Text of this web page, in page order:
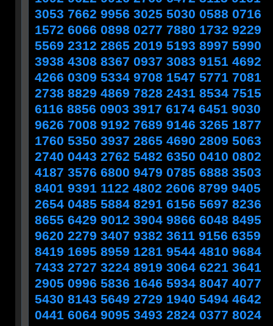
3053 7662 9956 3025 5030 0588 0716
1572 6066 0898 0277 7880 1732 9229
5569 2312 2865 2019 5193 8997 5990
3938 4308 8367 0937 3083 9151 4692
4266 0309 5334 9708 1547 5771 7081
2738 8829 4869 7828 2431 8534 7515
6116 8856 0903 3917 6174 6451 9030
9626 7008 9192 7689 9146 3265 1877
1760 5350 3937 2865 4690 2809 5063
2740 0443 2762 5482 6350 0410 0802
4187 3576 6800 9479 0785 6888 3503
8401 9391 1122 4802 2606 8799 9405
2654 0485 5884 8291 6156 5697 8236
8655 6429 9012 3904 9866 6048 8495
9620 2279 3407 9382 3611 9156 6359
8419 1695 8959 1281 9544 4810 9684
7433 2727 3224 8919 3064 6221 3641
2905 0996 5836 1646 5934 8047 4077
5430 8143 5649 2729 1940 5494 4642
0441 6064 9095 3493 2824 0377 8024